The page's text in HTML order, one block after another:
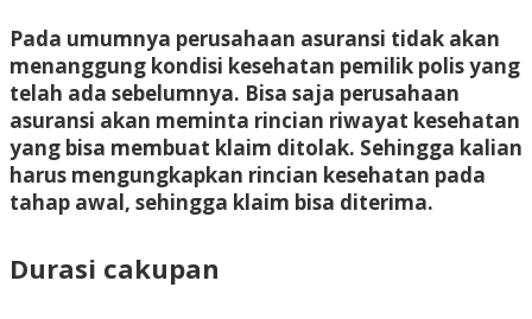
Pada umumnya perusahaan asuransi tidak akan
menanggung kondisi kesehatan pemilik polis yang
telah ada sebelumnya. Bisa saja perusahaan
asuransi akan meminta rincian riwayat kesehatan
yang bisa membuat klaim ditolak. Sehingga kalian
harus mengungkapkan rincian kesehatan pada
tahap awal, sehingga klaim bisa diterima.
Durasi cakupan